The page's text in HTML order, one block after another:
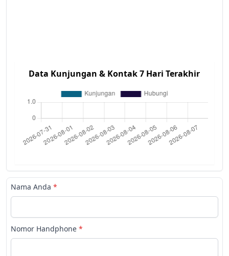
Data Kunjungan & Kontak 7 Hari Terakhir
Nama Anda *
Nomor Handphone *